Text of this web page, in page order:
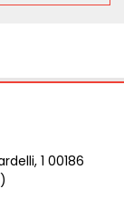
1 00186